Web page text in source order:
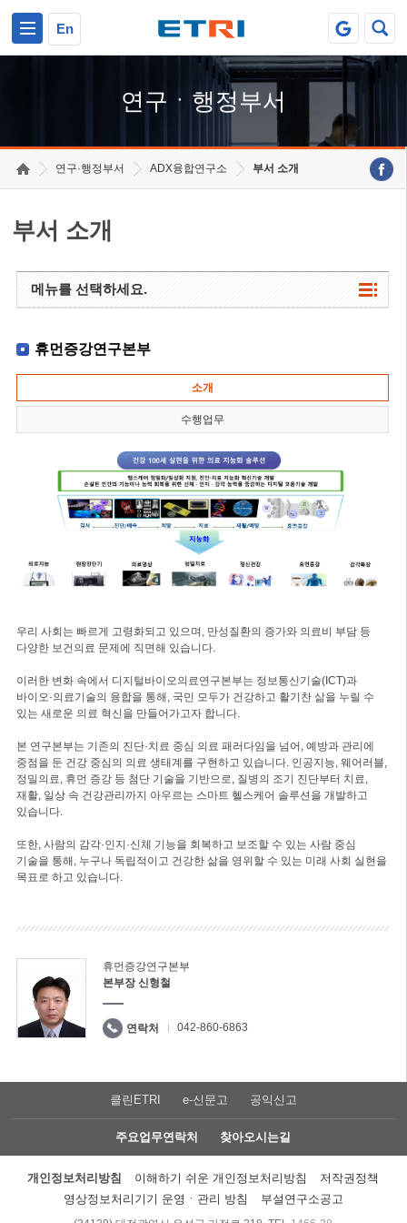
En
연구ㆍ행정부서
연구·행정부서 ADX융합연구소 부서 소개
부서 소개
메뉴를 선택하세요.
휴먼증강연구본부
소개
수행업무
우리 사회는 빠르게 고령화되고 있으며, 만성질환의 증가와 의료비 부담 등
다양한 보건의료 문제에 직면해 있습니다.
이러한 변화 속에서 디지털바이오의료연구본부는 정보통신기술(ICT)과
바이오·의료기술의 융합을 통해, 국민 모두가 건강하고 활기찬 삶을 누릴 수
있는 새로운 의료 혁신을 만들어가고자 합니다.
본 연구본부는 기존의 진단·치료 중심 의료 패러다임을 넘어, 예방과 관리에
중점을 둔 건강 중심의 의료 생태계를 구현하고 있습니다. 인공지능, 웨어러블,
정밀의료, 휴먼 증강 등 첨단 기술을 기반으로, 질병의 조기 진단부터 치료,
재활, 일상 속 건강관리까지 아우르는 스마트 헬스케어 솔루션을 개발하고
있습니다.
또한, 사람의 감각·인지·신체 기능을 회복하고 보조할 수 있는 사람 중심
기술을 통해, 누구나 독립적이고 건강한 삶을 영위할 수 있는 미래 사회 실현을
목표로 하고 있습니다.
휴먼증강연구본부
본부장 신형철
연락처 042-860-6863
클린ETRI e-신문고 공익신고
주요업무연락처 찾아오시는길
개인정보처리방침 이해하기 쉬운 개인정보처리방침
저작권정책
영상정보처리기기 운영ㆍ관리 방침
부설연구소공고